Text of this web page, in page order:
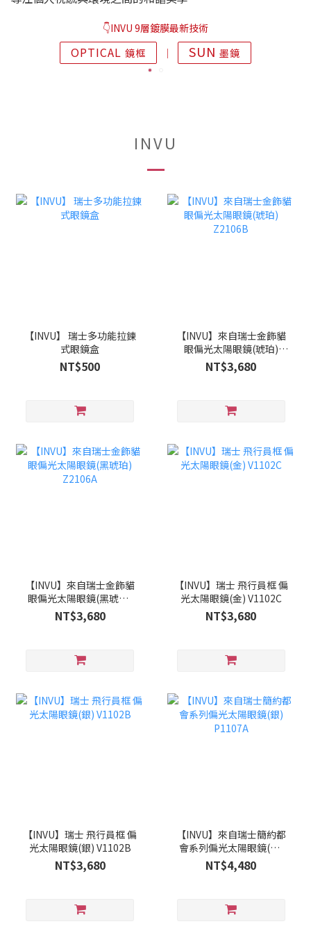
👇INVU 9層鍍膜最新技術
OPTICAL 鏡框 │ SUN墨鏡
INVU
【INVU】 瑞士多功能拉鍊
式眼鏡盒
NT$500
【INVU】來自瑞士金飾貓
眼偏光太陽眼鏡(琥珀)
Z2106B
NT$3,680
【INVU】來自瑞士金飾貓
眼偏光太陽眼鏡(黑琥珀)
Z2106A
NT$3,680
【INVU】瑞士 飛行員框 偏
光太陽眼鏡(金) V1102C
NT$3,680
【INVU】瑞士 飛行員框 偏
光太陽眼鏡(銀) V1102B
NT$3,680
【INVU】來自瑞士簡約都
會系列偏光太陽眼鏡(銀)
P1107A
NT$4,480